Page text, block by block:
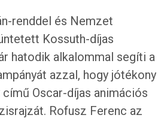
renddel és Nemzet
Kossuth-díjas
hatodik alkalommal segíti a
azzal, hogy jótékony
Oscar-díjas animációs
Rofusz Ferenc az